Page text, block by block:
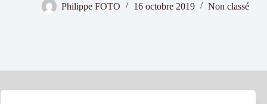
Philippe FOTO 16 octobre 2019 Non classé